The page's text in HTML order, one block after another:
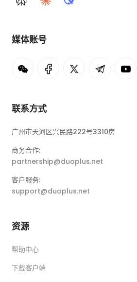
PerplexityClaudeDeepSeek
媒体账号
联系方式
广州市天河区兴民路222号3310房
商务合作:
partnership@duoplus.net
客户服务:
support@duoplus.net
资源
帮助中心
下载客户端